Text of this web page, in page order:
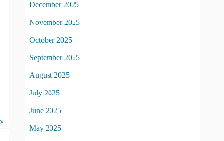
December 2025
November 2025
October 2025
September 2025
August 2025
July 2025
June 2025
May 2025